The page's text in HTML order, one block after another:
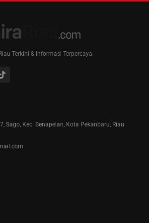
Terkini & Informasi Terpercaya
Sago, Kec. Senapelan, Kota Pekanbaru, Riau